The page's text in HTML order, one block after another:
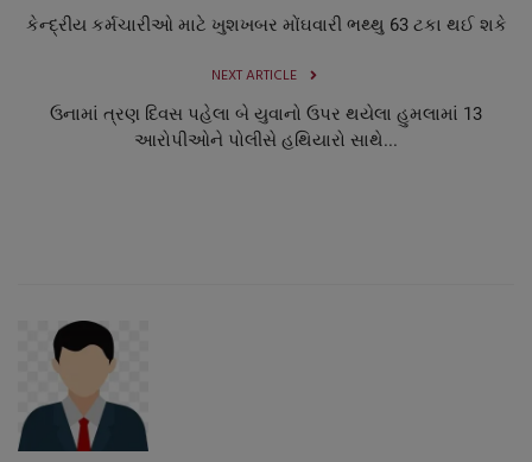
કેન્દ્રીય કર્મચારીઓ માટે ખુશખબર મોંઘવારી ભથ્થુ 63 ટકા થઈ શકે
NEXT ARTICLE
ઉનામાં ત્રણ દિવસ પહેલા બે યુવાનો ઉપર થયેલા હુમલામાં 13
આરોપીઓને પોલીસે હથિયારો સાથે...